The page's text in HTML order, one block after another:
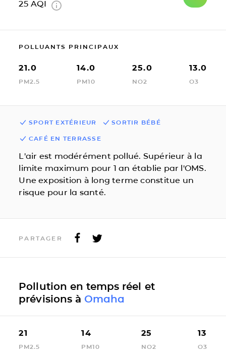
25 AQI
POLLUANTS PRINCIPAUX
21.0
PM2.5
14.0
PM10
25.0
NO2
13.0
O3
SPORT EXTÉRIEUR SORTIR BÉBÉ
CAFÉ EN TERRASSE
L'air est modérément pollué. Supérieur à la
limite maximum pour 1 an établie par l'OMS.
Une exposition à long terme constitue un
risque pour la santé.
PARTAGER
Pollution en temps réel et
prévisions à Omaha
21
PM2.5
14
PM10
25
NO2
13
O3